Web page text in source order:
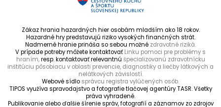
Zákaz hrania hazardných hier osobám mladším ako 18 rokov.
Hazardné hry predstavujú riziko vysokých finančných strát.
Nadmerné hranie prináša so sebou možné zdravotné riziká.
V prípade potreby môžete kontaktovaťLinku pomoci pre problémy s
hraním,resp. kontaktovať relevantnú špecializovanú zdravotnícku
inštitúciu pôsobiacu v oblasti prevencie, diagnostiky a liečby látkových a
nelátkových závislostí.
Webové sídlo správcu registra vylúčených osôb.
TIPOS využíva spravodajstvo a fotografie tlačovej agentúry TASR. Všetky
práva vyhradené.
Publikovanie alebo ďalšie šírenie správ, fotografií a záznamov zo zdrojov